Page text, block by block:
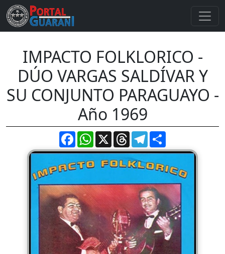
IMPACTO FOLKLORICO -
DÚO VARGAS SALDÍVAR Y
SU CONJUNTO PARAGUAYO -
Año 1969
FacebookWhatsApp
X ThreadsTelegram